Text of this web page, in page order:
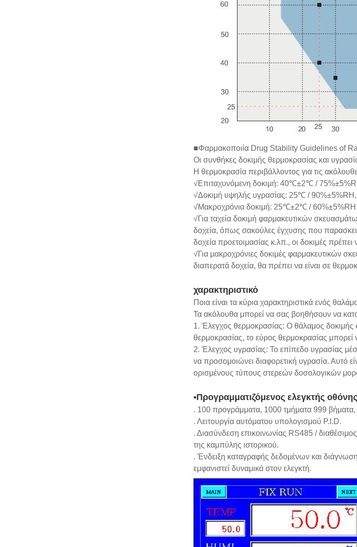
■Φαρμακοποιία Drug Stability Guidelines of
Οι συνθήκες δοκιμής θερμοκρασίας και
Η θερμοκρασία περιβάλλοντος για τις
√Επιταχυνόμενη δοκιμή: 40℃±2℃ /
√Δοκιμή υψηλής υγρασίας: 25℃ /
√Μακροχρόνια δοκιμή: 25℃±2℃ /
√Για ταχεία δοκιμή φαρμακευτικών
δοχεία, όπως σακούλες έγχυσης που
δοχεία προετοιμασίας κ.λπ., οι δοκιμές
√Για μακροχρόνιες δοκιμές φαρμακευτικών
διαπερατά δοχεία, θα πρέπει να είναι σε
χαρακτηριστικό
Ποια είναι τα κύρια χαρακτηριστικά ενός
Τα ακόλουθα μπορεί να σας βοηθήσουν να
1. Έλεγχος θερμοκρασίας: Ο θάλαμος δοκιμής
θερμοκρασίας, το εύρος θερμοκρασίας μπορεί
2. Έλεγχος υγρασίας: Το επίπεδο υγρασίας
να προσομοιώνει διαφορετική υγρασία. Αυτό
ορισμένους τύπους στερεών δοσολογικών
•Προγραμματιζόμενος ελεγκτής
. 100 προγράμματα, 1000 τμήματα 999
. Λειτουργία αυτόματου υπολογισμού P.I.D.
. Διασύνδεση επικοινωνίας RS485 /
της καμπύλης ιστορικού.
. Ένδειξη καταγραφής δεδομένων και
εμφανιστεί δυναμικά στον ελεγκτή.